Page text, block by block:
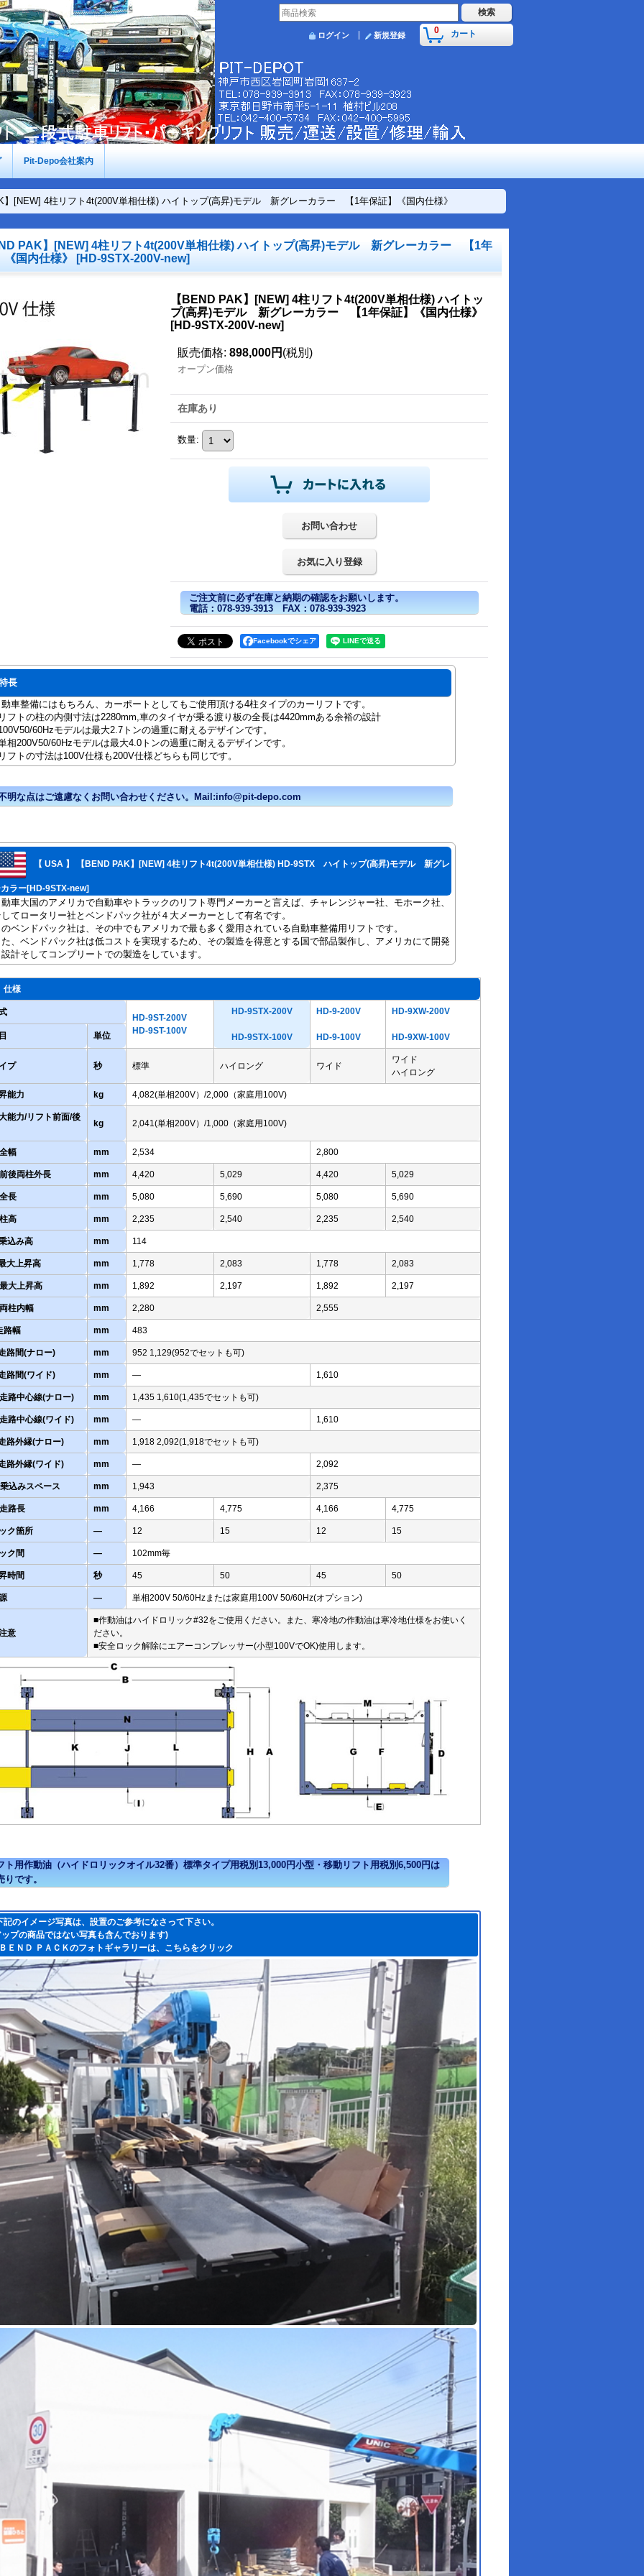
0 カート
ログイン 新規登録
Pit-Depo会社案内
】[NEW] 4柱リフト4t(200V単相仕様) ハイトップ(高昇)モデル 新グレーカラー 【1年保証】《国内仕様》
PAK】[NEW] 4柱リフト4t(200V単相仕様) ハイトップ(高昇)モデル 新グレーカラー 【1年
国内仕様》
[HD-9STX-200V-new]
【BEND PAK】[NEW] 4柱リフト4t(200V単相仕様) ハイトッ
プ(高昇)モデル 新グレーカラー 【1年保証】《国内仕様》
[HD-9STX-200V-new]
販売価格: 898,000円 (税別)
オープン価格
在庫あり
数量:
お問い合わせ
お気に入り登録
ご注文前に必ず在庫と納期の確認をお願いします。
電話：078-939-3913 FAX：078-939-3923
Facebookでシェア
長
車整備にはもちろん、カーポートとしてもご使用頂ける4柱タイプのカーリフトです。
フトの柱の内側寸法は2280mm,車のタイヤが乗る渡り板の全長は4420mmある余裕の設計
60Hzモデルは最大2.7トンの過重に耐えるデザインです。
相200V50/60Hzモデルは最大4.0トンの過重に耐えるデザインです。
フトの寸法は100V仕様も200V仕様どちらも同じです。
【 USA 】 【BEND PAK】[NEW] 4柱リフト4t(200V単相仕様) HD-9STX ハイトップ(高昇)モデル 新グレ
ラー[HD-9STX-new]
車大国のアメリカで自動車やトラックのリフト専門メーカーと言えば、チャレンジャー社、モホーク社、
てロータリー社とベンドパック社が４大メーカーとして有名です。
ベンドパック社は、その中でもアメリカで最も多く愛用されている自動車整備用リフトです。
、ベンドパック社は低コストを実現するため、その製造を得意とする国で部品製作し、アメリカにて開発
計そしてコンプリートでの製造をしています。
様
HD-9ST-200V
HD-9ST-100V
HD-9STX-200V
HD-9STX-100V
HD-9-200V
HD-9-100V
HD-9XW-200V
HD-9XW-100V
単位
プ 秒 標準 ハイロング ワイド
ワイド
ハイロング
能力 kg 4,082(単相200V）/2,000（家庭用100V)
能力/リフト前面/後
kg 2,041(単相200V）/1,000（家庭用100V)
幅 mm 2,534 2,800
後両柱外長 mm 4,420 5,029 4,420 5,029
長 mm 5,080 5,690 5,080 5,690
高 mm 2,235 2,540 2,235 2,540
込み高 mm 114
大上昇高 mm 1,778 2,083 1,778 2,083
大上昇高 mm 1,892 2,197 1,892 2,197
柱内幅 mm 2,280 2,555
路幅 mm 483
路間(ナロー) mm 952 1,129(952でセットも可)
路間(ワイド) mm ― 1,610
路中心線(ナロー) mm 1,435 1,610(1,435でセットも可)
路中心線(ワイド) mm ― 1,610
路外縁(ナロー) mm 1,918 2,092(1,918でセットも可)
路外縁(ワイド) mm ― 2,092
込みスペース mm 1,943 2,375
路長 mm 4,166 4,775 4,166 4,775
ク箇所 ― 12 15 12 15
ク間 ― 102mm毎
時間 秒 45 50 45 50
― 単相200V 50/60Hzまたは家庭用100V 50/60Hz(オプション)
意
■作動油はハイドロリック#32をご使用ください。また、寒冷地の作動油は寒冷地仕様をお使いく
ださい。
■安全ロック解除にエアーコンプレッサー(小型100VでOK)使用します。
記のイメージ写真は、設置のご参考になさって下さい。
プの商品ではない写真も含んでおります)
ＥＮＤ ＰＡＣＫのフォトギャラリーは、 こちらをクリック